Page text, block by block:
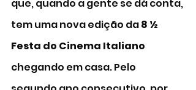
que, quando a gente se dá conta,
tem uma nova edição da 8 ½
Festa do Cinema Italiano
chegando em casa. Pelo